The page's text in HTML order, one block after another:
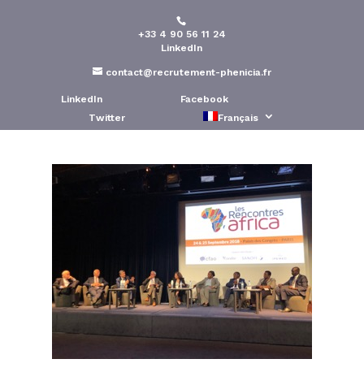
+33 4 90 56 11 24
LinkedIn
contact@recrutement-phenicia.fr
LinkedIn
Facebook
Twitter
Français
Rencontres Africa sur
Paris
Publié le : 24 Sep 2018